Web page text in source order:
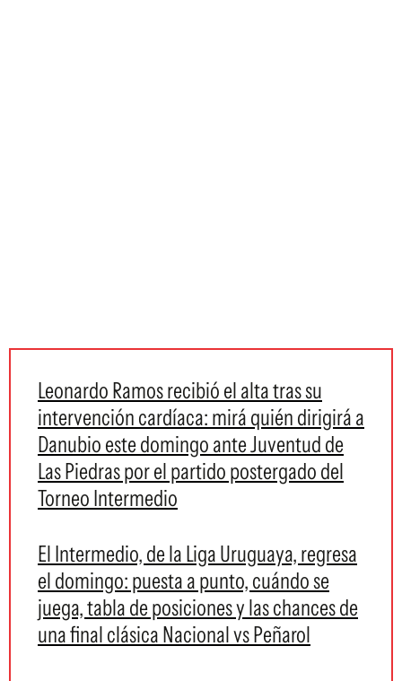
Leonardo Ramos recibió el alta tras su
intervención cardíaca: mirá quién dirigirá a
Danubio este domingo ante Juventud de
Las Piedras por el partido postergado del
Torneo Intermedio
El Intermedio, de la Liga Uruguaya, regresa
el domingo: puesta a punto, cuándo se
juega, tabla de posiciones y las chances de
una final clásica Nacional vs Peñarol